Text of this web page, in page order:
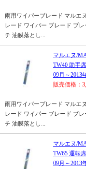
雨用ワイパーブレード マルエ
レード ワイパー ブレード ブ
チ 油膜落とし...
マルエヌ/
TW40 助手
09月～2013
販売価格：
雨用ワイパーブレード マルエ
レード ワイパー ブレード ブ
チ 油膜落とし...
マルエヌ/
TW65 運転
09月～2013